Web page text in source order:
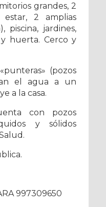
grandes, 2
estar, 2 amplias
piscina, jardines,
huerta. Cerco y
(pozos
el agua a un
a la casa.
con pozos
y sólidos
997309650